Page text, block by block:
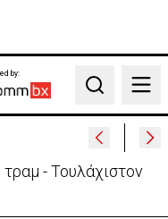
by:
Search
- Τουλάχιστον